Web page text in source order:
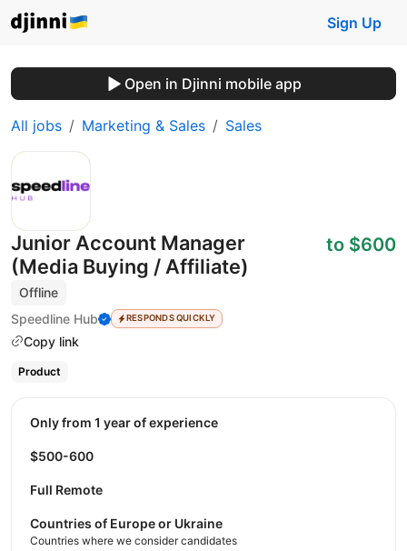
Sign Up
Open in Djinni mobile app
All jobs Marketing & Sales Sales
Junior Account Manager
(Media Buying / Affiliate)
Offline
Speedline Hub
RESPONDS QUICKLY
Copy link
to $600
Product
Only from 1 year of experience
$500-600
Full Remote
Countries of Europe or Ukraine
Countries where we consider candidates